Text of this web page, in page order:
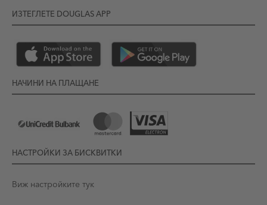
ИЗТЕГЛЕТЕ DOUGLAS APP
НАЧИНИ НА ПЛАЩАНЕ
НАСТРОЙКИ ЗА БИСКВИТКИ
Виж настройките тук